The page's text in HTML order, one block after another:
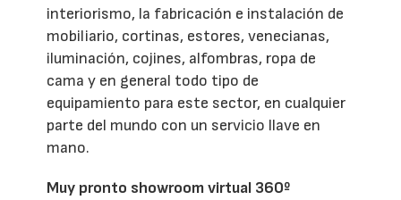
interiorismo, la fabricación e instalación de
mobiliario, cortinas, estores, venecianas,
iluminación, cojines, alfombras, ropa de
cama y en general todo tipo de
equipamiento para este sector, en cualquier
parte del mundo con un servicio llave en
mano.
Muy pronto showroom virtual 360º